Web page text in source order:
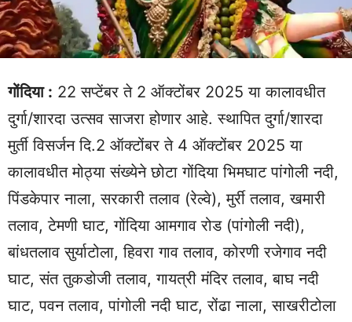
गोंदिया : 22 सप्टेंबर ते 2 ऑक्टोंबर 2025 या कालावधीत
दुर्गा/शारदा उत्सव साजरा होणार आहे. स्थापित दुर्गा/शारदा
मुर्ती विसर्जन दि.2 ऑक्टोंबर ते 4 ऑक्टोंबर 2025 या
कालावधीत मोठ्या संख्येने छोटा गोंदिया भिमघाट पांगोली नदी,
पिंडकेपार नाला, सरकारी तलाव (रेल्वे), मुर्री तलाव, खमारी
तलाव, टेमणी घाट, गोंदिया आमगाव रोड (पांगोली नदी),
बांधतलाव सुर्याटोला, हिवरा गाव तलाव, कोरणी रजेगाव नदी
घाट, संत तुकडोजी तलाव, गायत्री मंदिर तलाव, बाघ नदी
घाट, पवन तलाव, पांगोली नदी घाट, रोंढा नाला, साखरीटोला